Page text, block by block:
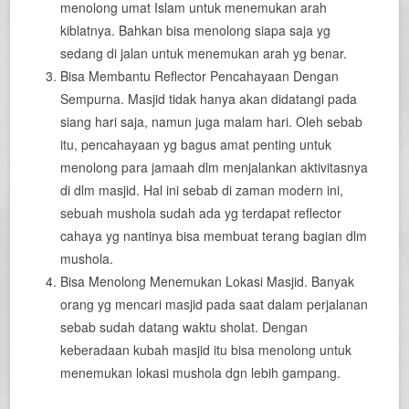
menolong umat Islam untuk menemukan arah
kiblatnya. Bahkan bisa menolong siapa saja yg
sedang di jalan untuk menemukan arah yg benar.
Bisa Membantu Reflector Pencahayaan Dengan
Sempurna. Masjid tidak hanya akan didatangi pada
siang hari saja, namun juga malam hari. Oleh sebab
itu, pencahayaan yg bagus amat penting untuk
menolong para jamaah dlm menjalankan aktivitasnya
di dlm masjid. Hal ini sebab di zaman modern ini,
sebuah mushola sudah ada yg terdapat reflector
cahaya yg nantinya bisa membuat terang bagian dlm
mushola.
Bisa Menolong Menemukan Lokasi Masjid. Banyak
orang yg mencari masjid pada saat dalam perjalanan
sebab sudah datang waktu sholat. Dengan
keberadaan kubah masjid itu bisa menolong untuk
menemukan lokasi mushola dgn lebih gampang.